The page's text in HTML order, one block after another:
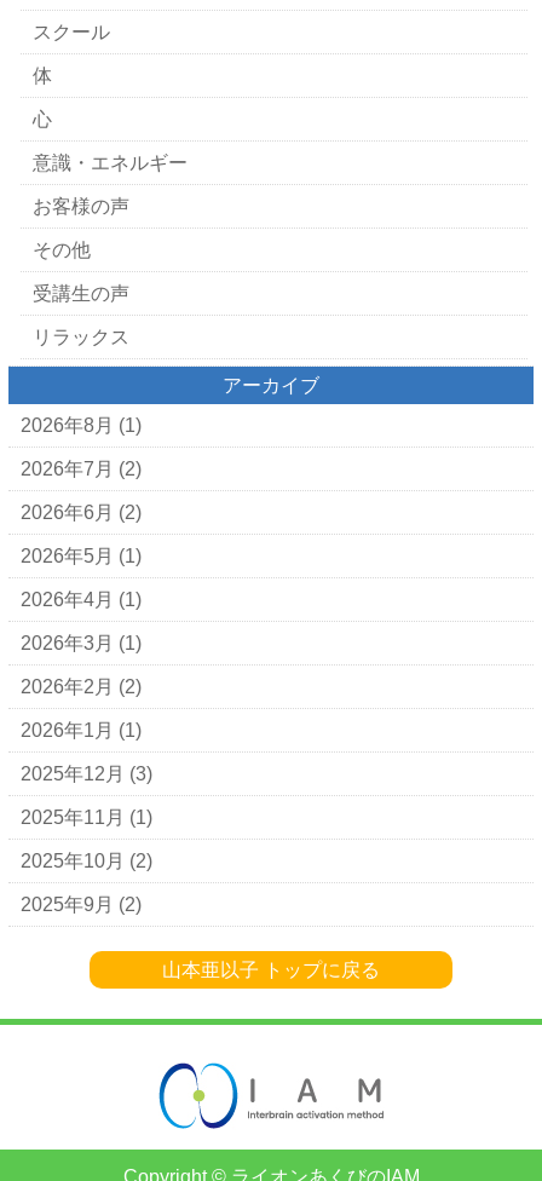
スクール
体
心
意識・エネルギー
お客様の声
その他
受講生の声
リラックス
アーカイブ
2026年8月 (1)
2026年7月 (2)
2026年6月 (2)
2026年5月 (1)
2026年4月 (1)
2026年3月 (1)
2026年2月 (2)
2026年1月 (1)
2025年12月 (3)
2025年11月 (1)
2025年10月 (2)
2025年9月 (2)
山本亜以子 トップに戻る
Copyright © ライオンあくびのIAM